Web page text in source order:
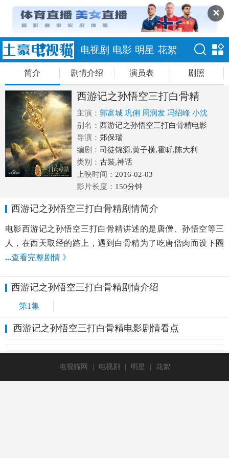
✕
电视剧 电影 明星 花絮
简介 剧情介绍 演员表 剧照
西游记之孙悟空三打白骨精
主演： 郭富城 巩俐 周润发 冯绍峰 小沈
阳 罗仲谦
别名： 西游记之孙悟空三打白骨精电影
导演： 郑保瑞
编剧： 司徒锦源,黄子横,霍昕,陈大利
类别： 古装,神话
上映时间： 2016-02-03
影片长度： 150分钟
西游记之孙悟空三打白骨精剧情简介
电影西游记之孙悟空三打白骨精讲述的是唐僧、孙悟空等三
人，在西天取经的路上，遇到白骨精为了吃唐僧肉而设下圈
...查看完整剧情 》
西游记之孙悟空三打白骨精剧情介绍
第1集
西游记之孙悟空三打白骨精电影剧情看点
电视猫网 | 电视剧 | 明星 | 花絮